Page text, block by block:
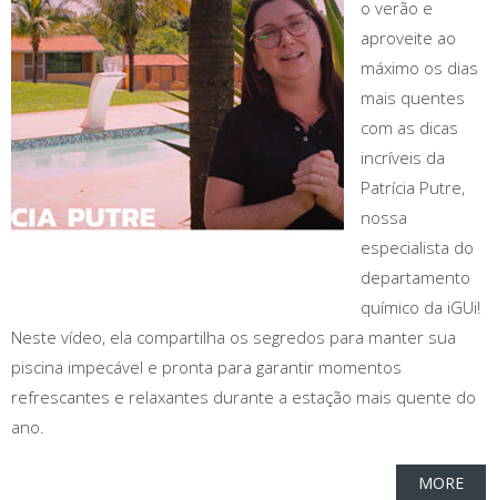
o verão e
aproveite ao
máximo os dias
mais quentes
com as dicas
incríveis da
Patrícia Putre,
nossa
especialista do
departamento
químico da iGUi!
Neste vídeo, ela compartilha os segredos para manter sua
piscina impecável e pronta para garantir momentos
refrescantes e relaxantes durante a estação mais quente do
ano.
MORE